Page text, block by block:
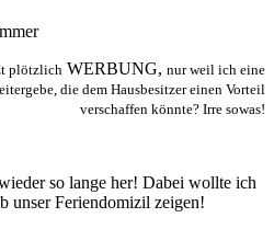
plötzlich WERBUNG, nur weil ich eine
die dem Hausbesitzer einen Vorteil
verschaffen könnte? Irre sowas!
so lange her! Dabei wollte ich
unser Feriendomizil zeigen!